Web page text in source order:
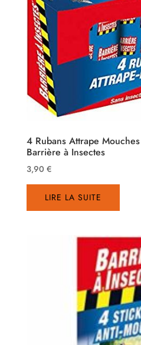
4 Rubans Attrape
Barrière à Insectes
3,90 €
LIRE LA SUITE